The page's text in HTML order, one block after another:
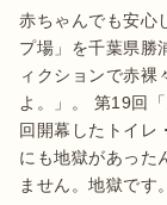
赤ちゃんでも安心
プ場」を千葉県勝
ィクションで赤裸
よ。」。 第19回
回開幕したトイレ
にも地獄があった
ません。地獄です